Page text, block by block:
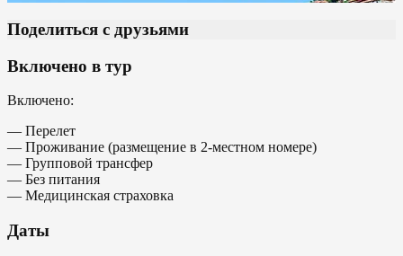
Поделиться с друзьями
Включено в тур
Включено:
— Перелет
— Проживание (размещение в 2-местном номере)
— Групповой трансфер
— Без питания
— Медицинская страховка
Даты